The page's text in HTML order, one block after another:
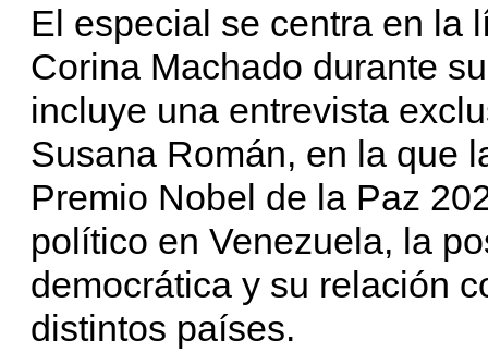
El especial se centra en la
Corina Machado durante
incluye una entrevista
Susana Román, en la que
Premio Nobel de la Paz
político en Venezuela, la
democrática y su relación
distintos países.